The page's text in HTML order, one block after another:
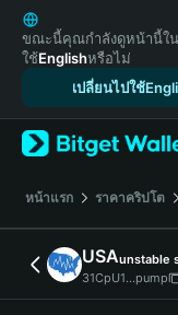
English
日本語
Tiếng Việt
Español
Türkçe
Français
Deutsch
简体中文
繁體中文
Português (Portugal)
ขณะนี้คุณกำลังดูหน้านี้ใน
ใช้Englishหรือไม่
เปลี่ยนไปใช้
หน้าแรก ราคาคริปโต
USA
31CpU1...pump